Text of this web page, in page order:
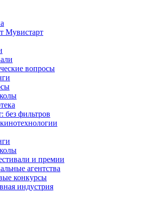
Мувистарт
вопросы
без фильтров
и премии
агентства
конкурсы
индустрия